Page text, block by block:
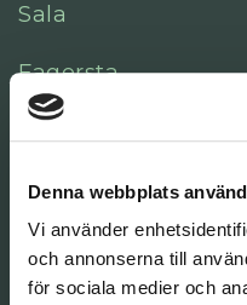
Denna webbplats
Vi använder
och annonserna till
för sociala medier och
Sala
Fagersta
Mora
Verkstad